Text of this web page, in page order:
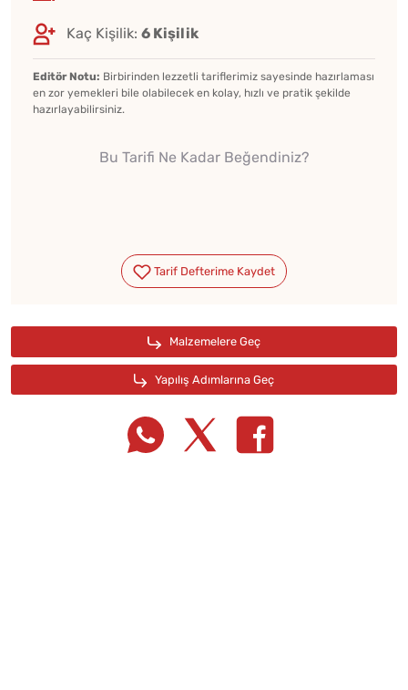
Kaç Kişilik: 6 Kişilik
Editör Notu: Birbirinden lezzetli tariflerimiz sayesinde hazırlaması
en zor yemekleri bile olabilecek en kolay, hızlı ve pratik şekilde
hazırlayabilirsiniz.
Bu Tarifi Ne Kadar Beğendiniz?